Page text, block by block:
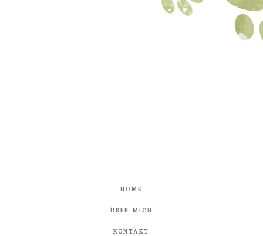
Home
Über mich
Kontakt